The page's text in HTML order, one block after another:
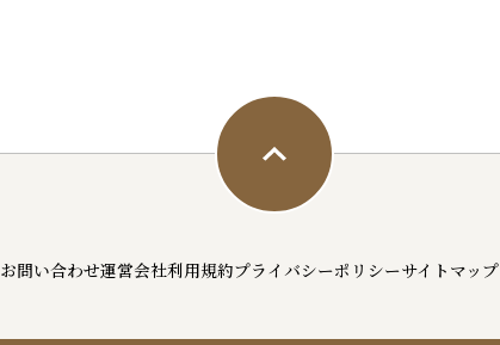
お問い合わせ運営会社利用規約プライバシーポリシーサイトマップ